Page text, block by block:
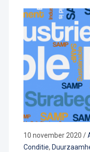
10 november 2020 /
Conditie,